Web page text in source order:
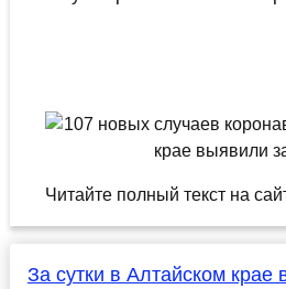
Читайте полный текст на
За сутки в Алтайском